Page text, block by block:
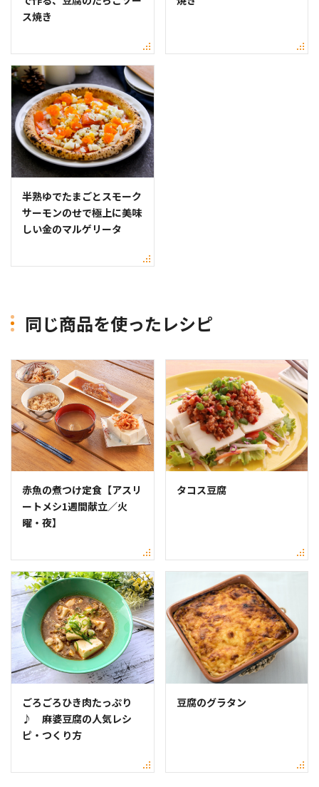
ス焼き
半熟ゆでたまごとスモーク
サーモンのせで極上に美味
しい金のマルゲリータ
同じ商品を使ったレシピ
赤魚の煮つけ定食【アスリ
ートメシ1週間献立／火
曜・夜】
タコス豆腐
ごろごろひき肉たっぷり
♪ 麻婆豆腐の人気レシ
ピ・つくり方
豆腐のグラタン